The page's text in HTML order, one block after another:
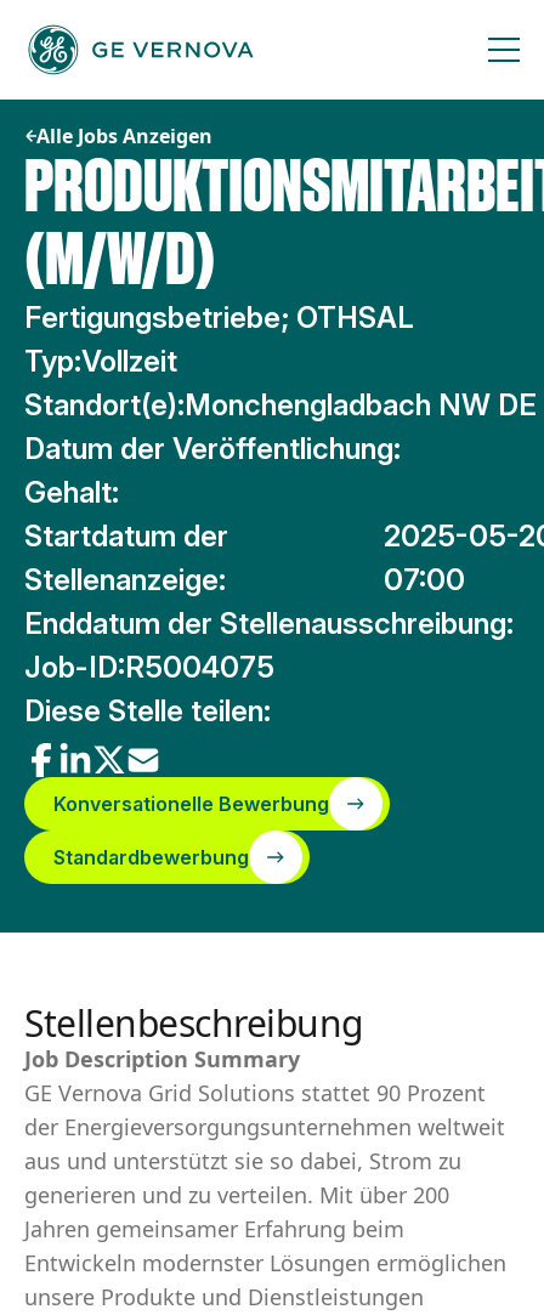
Inhalt
springen
Alle Jobs Anzeigen
(M/W/D)
Fertigungsbetriebe; OTHSAL
Typ:Vollzeit
Standort(e):Monchengladbach NW DE
Datum der Veröffentlichung:
Gehalt:
Startdatum der
Stellenanzeige:
2025-05-
07:00
Enddatum der Stellenausschreibung:
Job-ID:R5004075
Diese Stelle teilen:
Konversationelle Bewerbung
Standardbewerbung
Stellenbeschreibung
Job Description Summary
GE Vernova Grid Solutions stattet 90 Prozent
der Energieversorgungsunternehmen weltweit
aus und unterstützt sie so dabei, Strom zu
generieren und zu verteilen. Mit über 200
Jahren gemeinsamer Erfahrung beim
Entwickeln modernster Lösungen ermöglichen
unsere Produkte und Dienstleistungen